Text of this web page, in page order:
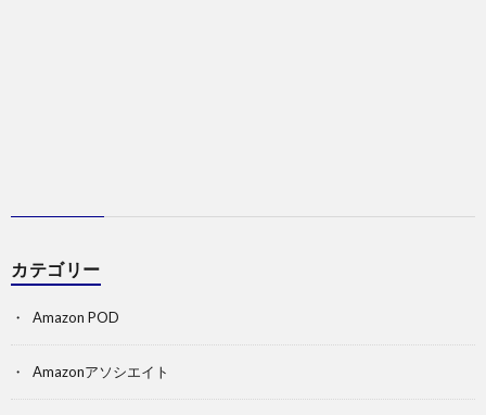
カテゴリー
Amazon POD
Amazonアソシエイト